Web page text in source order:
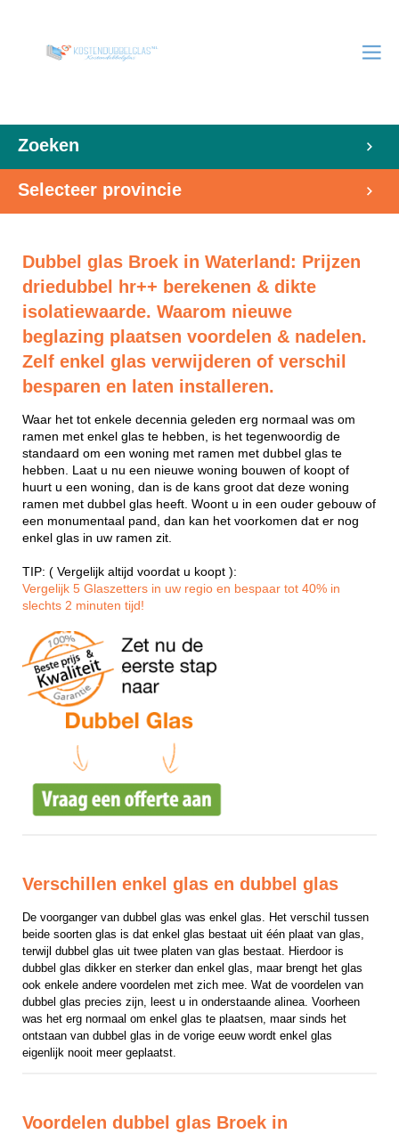
Zoeken
Selecteer provincie
Dubbel glas Broek in Waterland: Prijzen
driedubbel hr++ berekenen & dikte
isolatiewaarde. Waarom nieuwe
beglazing plaatsen voordelen & nadelen.
Zelf enkel glas verwijderen of verschil
besparen en laten installeren.
Waar het tot enkele decennia geleden erg normaal was om
ramen met enkel glas te hebben, is het tegenwoordig de
standaard om een woning met ramen met dubbel glas te
hebben. Laat u nu een nieuwe woning bouwen of koopt of
huurt u een woning, dan is de kans groot dat deze woning
ramen met dubbel glas heeft. Woont u in een ouder gebouw of
een monumentaal pand, dan kan het voorkomen dat er nog
enkel glas in uw ramen zit.
TIP: ( Vergelijk altijd voordat u koopt ):
Vergelijk 5 Glaszetters in uw regio en bespaar tot 40% in
slechts 2 minuten tijd!
Verschillen enkel glas en dubbel glas
De voorganger van dubbel glas was enkel glas. Het verschil tussen
beide soorten glas is dat enkel glas bestaat uit één plaat van glas,
terwijl dubbel glas uit twee platen van glas bestaat. Hierdoor is
dubbel glas dikker en sterker dan enkel glas, maar brengt het glas
ook enkele andere voordelen met zich mee. Wat de voordelen van
dubbel glas precies zijn, leest u in onderstaande alinea. Voorheen
was het erg normaal om enkel glas te plaatsen, maar sinds het
ontstaan van dubbel glas in de vorige eeuw wordt enkel glas
eigenlijk nooit meer geplaatst.
Voordelen dubbel glas Broek in